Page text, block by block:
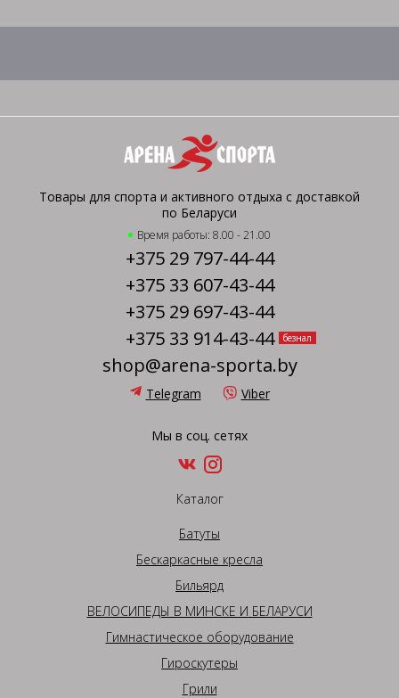
Товары для спорта и активного отдыха с доставкой
по Беларуси
Время работы: 8.00 - 21.00
+375 29 797-44-44
+375 33 607-43-44
+375 29 697-43-44
+375 33 914-43-44
безнал
shop@arena-sporta.by
Telegram Viber
Мы в соц. сетях
Каталог
Батуты
Бескаркасные кресла
Бильярд
ВЕЛОСИПЕДЫ В МИНСКЕ И БЕЛАРУСИ
Гимнастическое оборудование
Гироскутеры
Грили